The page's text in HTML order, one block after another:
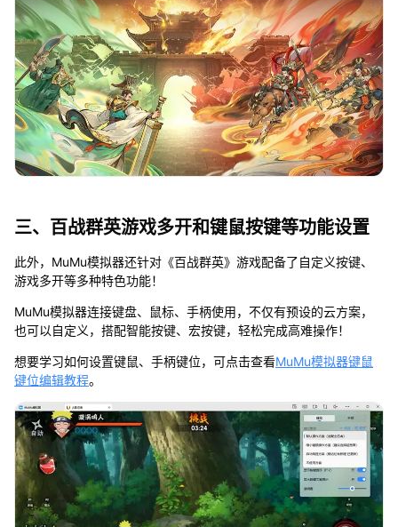
三、百战群英游戏多开和键鼠按键等功能设置
此外，MuMu模拟器还针对《百战群英》游戏配备了自定义按键、
游戏多开等多种特色功能！
MuMu模拟器连接键盘、鼠标、手柄使用，不仅有预设的云方案，
也可以自定义，搭配智能按键、宏按键，轻松完成高难操作！
想要学习如何设置键鼠、手柄键位，可点击查看MuMu模拟器键鼠
键位编辑教程。